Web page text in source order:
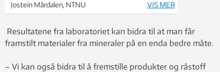
Jostein Mårdalen, NTNU VIS MER
Resultatene fra laboratoriet kan bidra til at man får
framstilt materialer fra mineraler på en enda bedre måte.
– Vi kan også bidra til å fremstille produkter og råstoff